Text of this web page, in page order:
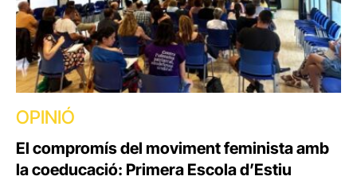
OPINIÓ
El compromís del moviment feminista amb
la coeducació: Primera Escola d’Estiu